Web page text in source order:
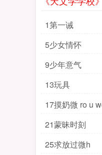
1第一诫
5少女情怀
9少年意气
13玩具
17摸奶微 ro u
21蒙昧时刻
25求放过微h